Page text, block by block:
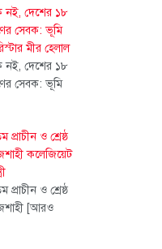
নই, দেশের ১৮
সেবক: ভূমি
মীর হেলাল
নই, দেশের ১৮
সেবক: ভূমি
প্রাচীন ও শ্রেষ্ঠ
কলেজিয়েট
প্রাচীন ও শ্রেষ্ঠ
[আরও